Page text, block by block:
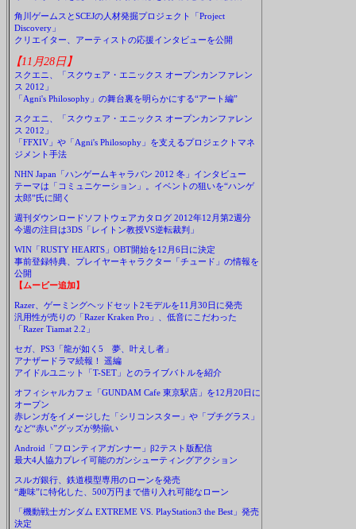
角川ゲームスとSCEJの人材発掘プロジェクト「Project
Discovery」
クリエイター、アーティストの応援インタビューを公開
【11月28日】
スクエニ、「スクウェア・エニックス オープンカンファレン
ス 2012」
「Agni's Philosophy」の舞台裏を明らかにする“アート編”
スクエニ、「スクウェア・エニックス オープンカンファレン
ス 2012」
「FFXIV」や「Agni's Philosophy」を支えるプロジェクトマネ
ジメント手法
NHN Japan「ハンゲームキャラバン 2012 冬」インタビュー
テーマは「コミュニケーション」。イベントの狙いを“ハンゲ
太郎”氏に聞く
週刊ダウンロードソフトウェアカタログ 2012年12月第2週分
今週の注目は3DS「レイトン教授VS逆転裁判」
WIN「RUSTY HEARTS」OBT開始を12月6日に決定
事前登録特典、プレイヤーキャラクター「チュード」の情報を
公開
【ムービー追加】
Razer、ゲーミングヘッドセット2モデルを11月30日に発売
汎用性が売りの「Razer Kraken Pro」、低音にこだわった
「Razer Tiamat 2.2」
セガ、PS3「龍が如く5 夢、叶えし者」
アナザードラマ続報！ 遥編
アイドルユニット「T-SET」とのライブバトルを紹介
オフィシャルカフェ「GUNDAM Cafe 東京駅店」を12月20日に
オープン
赤レンガをイメージした「シリコンスター」や「プチグラス」
など“赤い”グッズが勢揃い
Android「フロンティアガンナー」β2テスト版配信
最大4人協力プレイ可能のガンシューティングアクション
スルガ銀行、鉄道模型専用のローンを発売
“趣味”に特化した、500万円まで借り入れ可能なローン
「機動戦士ガンダム EXTREME VS. PlayStation3 the Best」発売
決定